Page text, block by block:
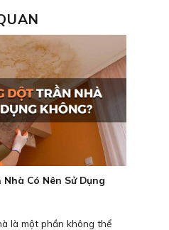
Có Nên Sử Dụng
là một phần không thể